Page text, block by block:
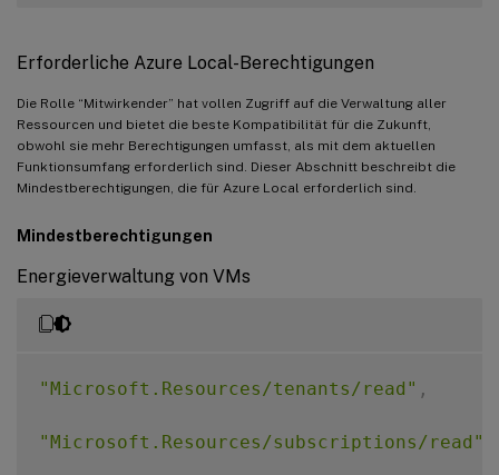
Erforderliche Azure Local-Berechtigungen
Die Rolle “Mitwirkender” hat vollen Zugriff auf die Verwaltung aller
Ressourcen und bietet die beste Kompatibilität für die Zukunft,
obwohl sie mehr Berechtigungen umfasst, als mit dem aktuellen
Funktionsumfang erforderlich sind. Dieser Abschnitt beschreibt die
Mindestberechtigungen, die für Azure Local erforderlich sind.
Mindestberechtigungen
Energieverwaltung von VMs
"Microsoft.Resources/tenants/read" ,
"Microsoft.Resources/subscriptions/read"